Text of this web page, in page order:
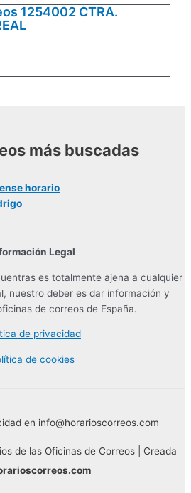
1254002 CTRA.
más buscadas
horario
Legal
es totalmente ajena a cualquier
nuestro deber es dar información y
de correos de España.
de privacidad
de cookies
en info@horarioscorreos.com
de las Oficinas de Correos | Creada